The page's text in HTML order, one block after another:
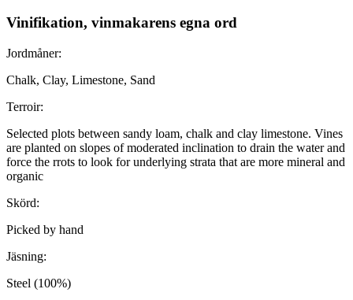
Vinifikation, vinmakarens egna ord
Jordmåner:
Chalk, Clay, Limestone, Sand
Terroir:
Selected plots between sandy loam, chalk and clay limestone. Vines
are planted on slopes of moderated inclination to drain the water and
force the rrots to look for underlying strata that are more mineral and
organic
Skörd:
Picked by hand
Jäsning:
Steel (100%)